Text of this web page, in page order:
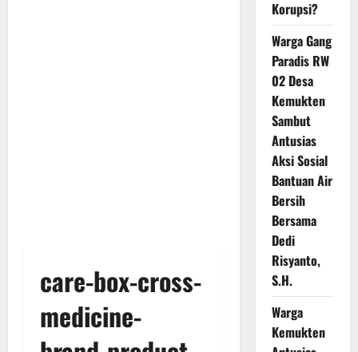
care-box-cross-
medicine-
Korupsi?
Warga Gang
Paradis RW
02 Desa
Kemukten
Sambut
Antusias
Aksi Sosial
Bantuan Air
Bersih
Bersama
Dedi
Risyanto,
S.H.
Warga
Kemukten